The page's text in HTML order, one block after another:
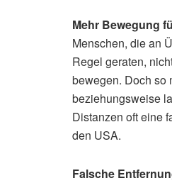
Mehr Bewegung
Menschen, die an
Regel geraten,
bewegen. Doch so
beziehungsweise
Distanzen oft eine
den USA.
Falsche